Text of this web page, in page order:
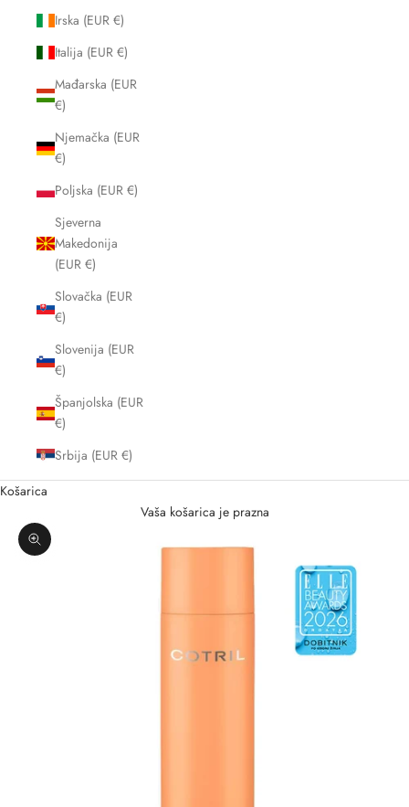
Irska (EUR €)
Italija (EUR €)
Mađarska (EUR
€)
Njemačka (EUR
€)
Poljska (EUR €)
Sjeverna
Makedonija
(EUR €)
Slovačka (EUR
€)
Slovenija (EUR
€)
Španjolska (EUR
€)
Srbija (EUR €)
Košarica
Vaša košarica je prazna
Zoom